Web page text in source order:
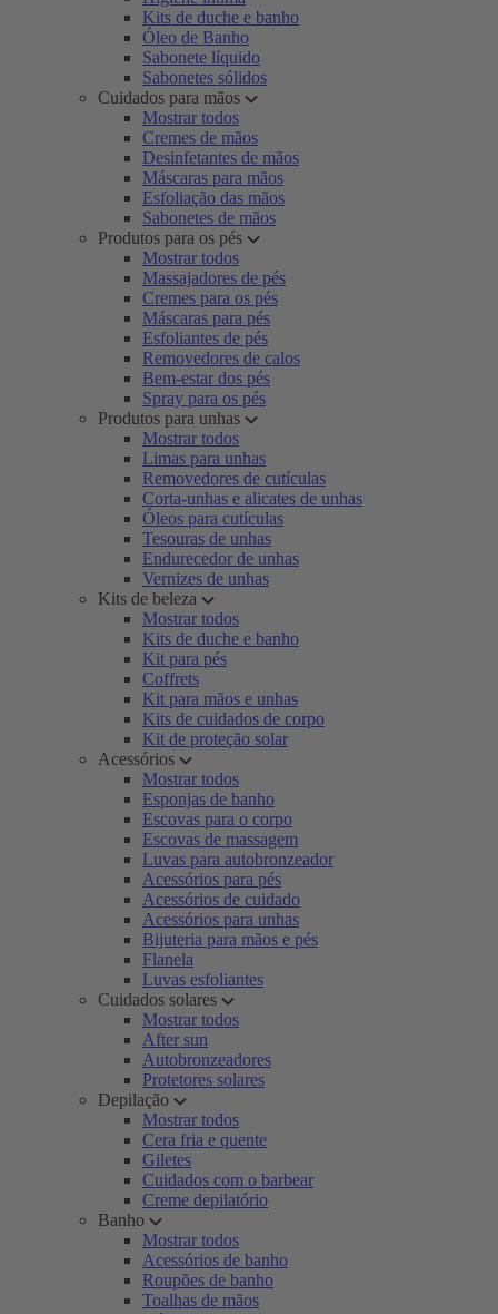
Kits de duche e banho
Óleo de Banho
Sabonete líquido
Sabonetes sólidos
Cuidados para mãos
Mostrar todos
Cremes de mãos
Desinfetantes de mãos
Máscaras para mãos
Esfoliação das mãos
Sabonetes de mãos
Produtos para os pés
Mostrar todos
Massajadores de pés
Cremes para os pés
Máscaras para pés
Esfoliantes de pés
Removedores de calos
Bem-estar dos pés
Spray para os pés
Produtos para unhas
Mostrar todos
Limas para unhas
Removedores de cutículas
Corta-unhas e alicates de unhas
Óleos para cutículas
Tesouras de unhas
Endurecedor de unhas
Vernizes de unhas
Kits de beleza
Mostrar todos
Kits de duche e banho
Kit para pés
Coffrets
Kit para mãos e unhas
Kits de cuidados de corpo
Kit de proteção solar
Acessórios
Mostrar todos
Esponjas de banho
Escovas para o corpo
Escovas de massagem
Luvas para autobronzeador
Acessórios para pés
Acessórios de cuidado
Acessórios para unhas
Bijuteria para mãos e pés
Flanela
Luvas esfoliantes
Cuidados solares
Mostrar todos
After sun
Autobronzeadores
Protetores solares
Depilação
Mostrar todos
Cera fria e quente
Giletes
Cuidados com o barbear
Creme depilatório
Banho
Mostrar todos
Acessórios de banho
Roupões de banho
Toalhas de mãos